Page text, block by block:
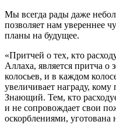
Мы всегда рады даже
позволяет нам увереннее
планы на будущее.
«Притчей о тех, кто
Аллаха, является притча о
колосьев, и в каждом
увеличивает награду,
Знающий. Тем, кто
и не сопровождает свои
оскорблениями,